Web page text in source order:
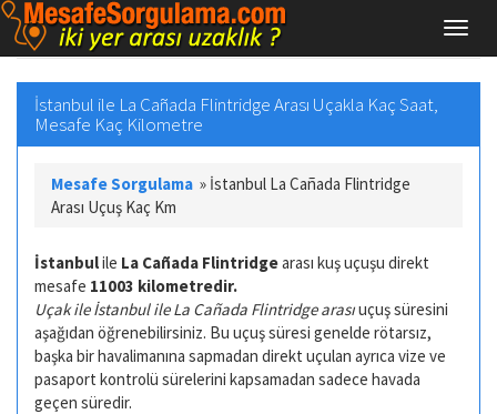
İstanbul ile La Cañada Flintridge Arası Uçakla Kaç Saat,
Mesafe Kaç Kilometre
Mesafe Sorgulama » İstanbul La Cañada Flintridge
Arası Uçuş Kaç Km
İstanbulile La Cañada Flintridgearası kuş uçuşu direkt
mesafe 11003 kilometredir.
Uçak ile İstanbul ile La Cañada Flintridge arasıuçuş süresini
aşağıdan öğrenebilirsiniz. Bu uçuş süresi genelde rötarsız,
başka bir havalimanına sapmadan direkt uçulan ayrıca vize ve
pasaport kontrolü sürelerini kapsamadan sadece havada
geçen süredir.